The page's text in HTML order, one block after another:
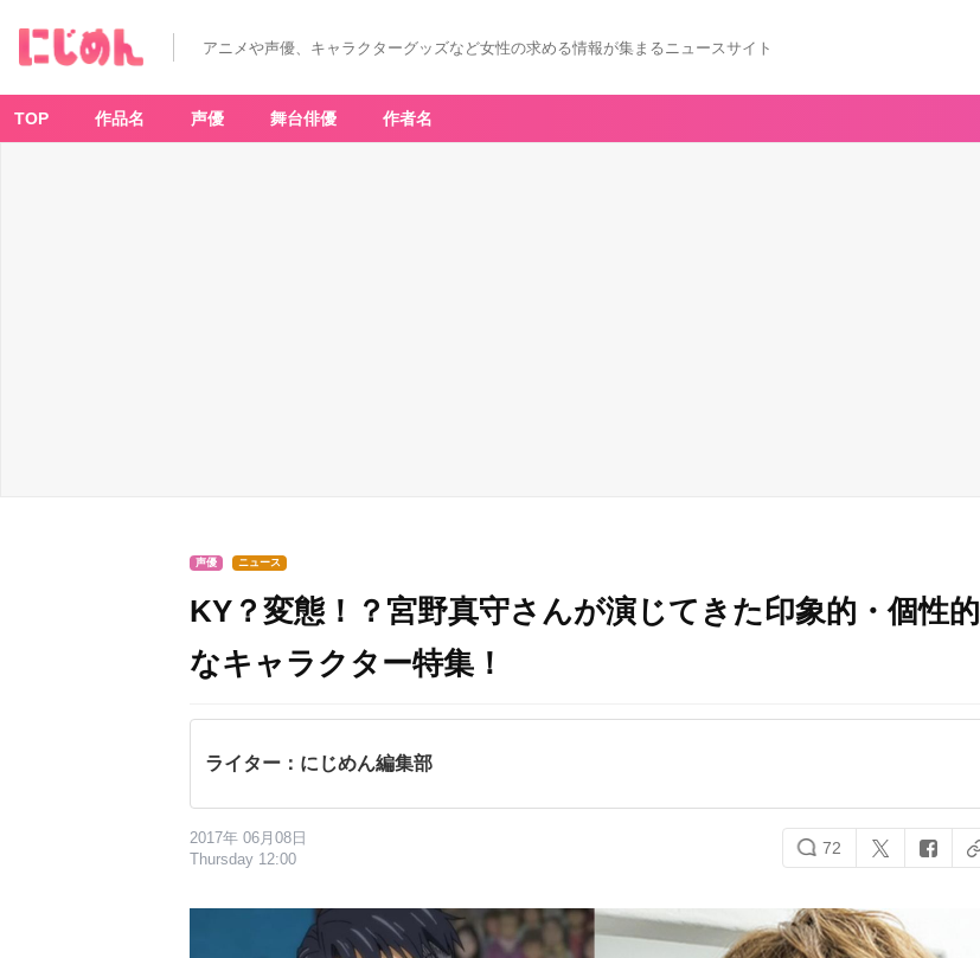
アニメや声優、キャラクターグッズなど女性の求める情報が集まるニュースサイト
TOP 作品名 声優 舞台俳優 作者名
声優 ニュース
KY？変態！？宮野真守さんが演じてきた印象的・個性的
なキャラクター特集！
ライター：にじめん編集部
2017年 06月08日
Thursday 12:00
72